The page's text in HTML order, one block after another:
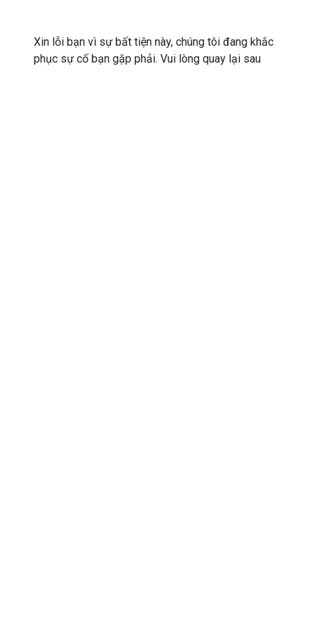
Xin lỗi bạn vì sự bất tiện này, chúng tôi đang khắc
phục sự cố bạn gặp phải. Vui lòng quay lại sau